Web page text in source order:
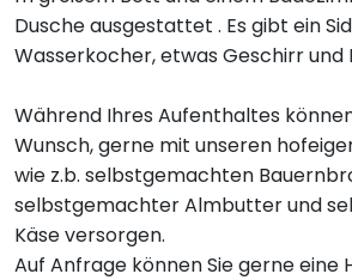
Dusche ausgestattet . Es gibt ein
Wasserkocher, etwas Geschirr und
Während Ihres Aufenthaltes
Wunsch, gerne mit unseren
wie z.b. selbstgemachten
selbstgemachter Almbutter und
Käse versorgen.
Auf Anfrage können Sie gerne eine